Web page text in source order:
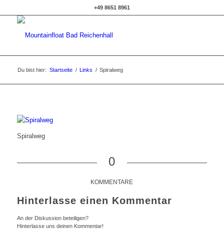
+49 8651 8961
Du bist hier: Startseite / Links / Spiralweg
Spiralweg
0
KOMMENTARE
Hinterlasse einen Kommentar
An der Diskussion beteiligen?
Hinterlasse uns deinen Kommentar!